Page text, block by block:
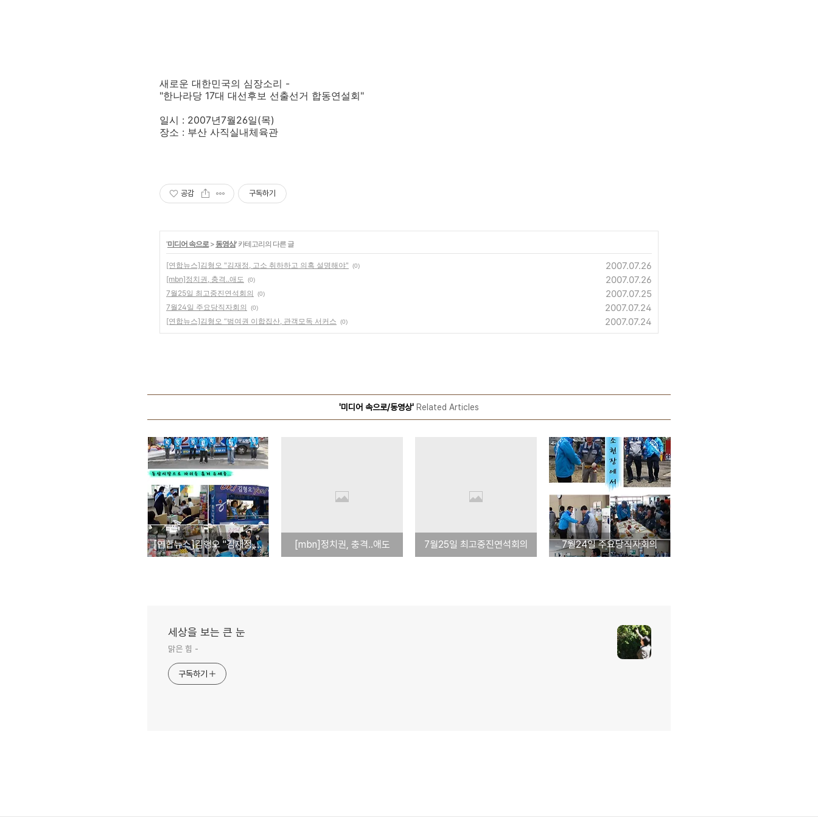
새로운 대한민국의 심장소리 -
"한나라당 17대 대선후보 선출선거 합동연설회"
일시 : 2007년7월26일(목)
장소 : 부산 사직실내체육관
공감 구독하기
'미디어 속으로> 동영상' 카테고리의 다른 글
[연합뉴스]김형오 "김재정, 고소 취하하고 의혹 설명해야" (0) 2007.07.26
[mbn]정치권, 충격..애도 (0) 2007.07.26
7월25일 최고중진연석회의 (0) 2007.07.25
7월24일 주요당직자회의 (0) 2007.07.24
[연합뉴스]김형오 “범여권 이합집산, 관객모독 서커스 (0) 2007.07.24
'미디어 속으로/동영상' Related Articles
[연합뉴스]김형오 "김재정, 고소 취하하고 의혹 설명해야" [mbn]정치권, 충격..애도 7월25일 최고중진연석회의 7월24일 주요당직자회의
세상을 보는 큰 눈
맑은 힘 -
구독하기